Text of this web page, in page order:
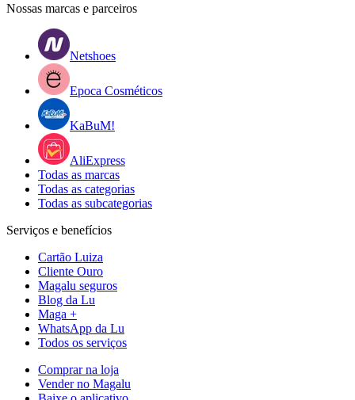
Nossas marcas e parceiros
Netshoes
Epoca Cosméticos
KaBuM!
AliExpress
Todas as marcas
Todas as categorias
Todas as subcategorias
Serviços e benefícios
Cartão Luiza
Cliente Ouro
Magalu seguros
Blog da Lu
Maga +
WhatsApp da Lu
Todos os serviços
Comprar na loja
Vender no Magalu